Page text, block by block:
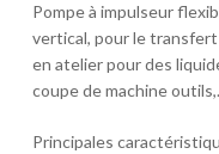
Pompe à impulseur
vertical, pour le transfert
en atelier pour des
coupe de machine
Principales